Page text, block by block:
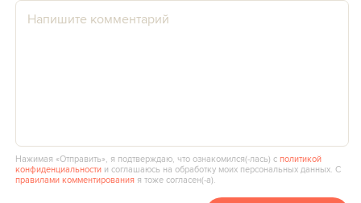
Нажимая «Отправить», я подтверждаю, что ознакомился(‑лась) сполитикой
конфиденциальности и соглашаюсь на обработку моих персональных данных. С
правилами комментирования я тоже согласен(‑а).